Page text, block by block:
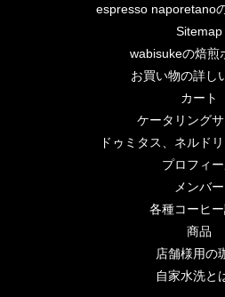
espresso naporetano
Sitemap
wabisukeの焙煎
お買い物の詳し
カート
ケータリング
ドゥミタス、ネルド
プロフィ
メンバー
各種コーヒ
商品
店舗様用の
自家水洗と